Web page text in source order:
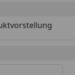
Youtube-